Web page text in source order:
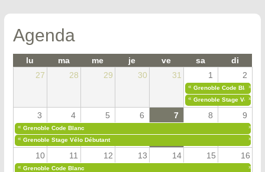
Agenda
lu ma me je ve sa
di
27
28 29 30 31 1 2
« Grenoble Code Blanc
»
« Grenoble Stage Vélo
»
3 4 5 6 7 8 9
« Grenoble Code Blanc
»
« Grenoble Stage Vélo Débutant »
10 11 12 13 14 15 16
« Grenoble Code Blanc »